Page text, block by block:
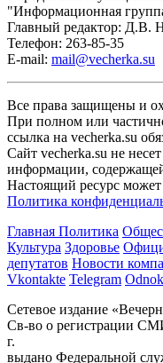
"Информационная
Главный редактор: Д.В.
Телефон: 263-85-35
E-mail: mail@vecherka.su
Все права защищены и
При полном или
ссылка на vecherka.su
Сайт vecherka.su не
информации,
Настоящий ресурс
Политика
Главная Политика
Культура Здоровье
депутатов Новости
Vkontakte Telegram
Сетевое издание
Cв-во о регистрации
г.
выдано Федеральной